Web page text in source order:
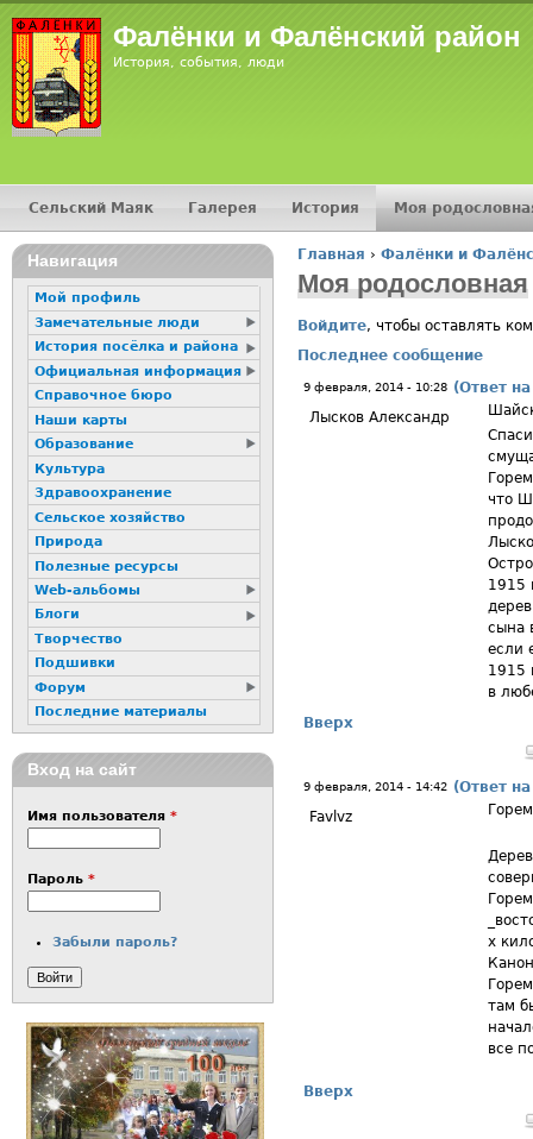
Фалёнки и Фалёнский район
История, события, люди
Вы здесь
Главная › Фалёнки и
Моя родословная
Войдите, чтобы оставлять
Последнее сообщение
9 февраля, 2014 - 10:28 (Ответ
Лысков Александр
что
1915
сына
если
1915
в
Вверх
9 февраля, 2014 - 14:42 (Ответ
Favlvz
х
там
все
Вверх
Главное меню
Сельский Маяк Галерея История Моя
16+
Навигация
Мой профиль
Замечательные люди
История посёлка и района
Официальная информация
Справочное бюро
Наши карты
Образование
Культура
Здравоохранение
Сельское хозяйство
Природа
Полезные ресурсы
Web-альбомы
Блоги
Творчество
Подшивки
Форум
Последние материалы
Вход на сайт
Имя пользователя *
Пароль *
Забыли пароль?